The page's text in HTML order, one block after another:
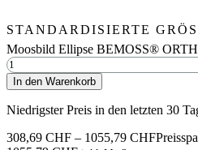
STANDARDISIERTE
Moosbild Ellipse BEMOSS®
In den Warenkorb
Niedrigster Preis in den letzten 30
308,69 CHF – 1055,79 CHF